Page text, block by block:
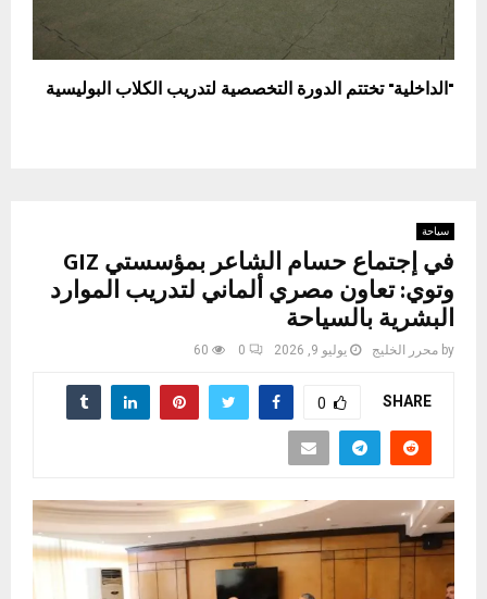
"الداخلية" تختتم الدورة التخصصية لتدريب الكلاب البوليسية
سياحة
في إجتماع حسام الشاعر بمؤسستي GIZ
وتوي: تعاون مصري ألماني لتدريب الموارد
البشرية بالسياحة
by محرر الخليج يوليو 9, 2026 0
60
SHARE
0